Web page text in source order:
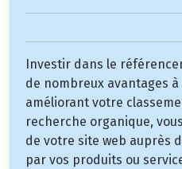
Investir dans le
de nombreux avantages
améliorant votre
recherche organique,
de votre site web auprès
par vos produits ou